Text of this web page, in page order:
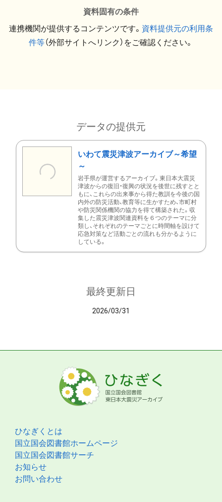
資料固有の条件
連携機関が提供するコンテンツです。 資料提供元の利用条
件等（外部サイトへリンク）をご確認ください。
データの提供元
いわて震災津波アーカイブ～希望
～
岩手県が運営するアーカイブ。東日本大震災
津波からの復旧・復興の状況を後世に残すとと
もに、これらの出来事から得た教訓を今後の国
内外の防災活動、教育等に生かすため、市町村
や防災関係機関の協力を得て構築された。収
集した震災津波関連資料を６つのテーマに分
類し、それぞれのテーマごとに時間軸を設けて
応急対策など活動ごとの流れも分かるように
している。
最終更新日
2026/03/31
ひなぎくとは
国立国会図書館ホームページ
国立国会図書館サーチ
お知らせ
お問い合わせ